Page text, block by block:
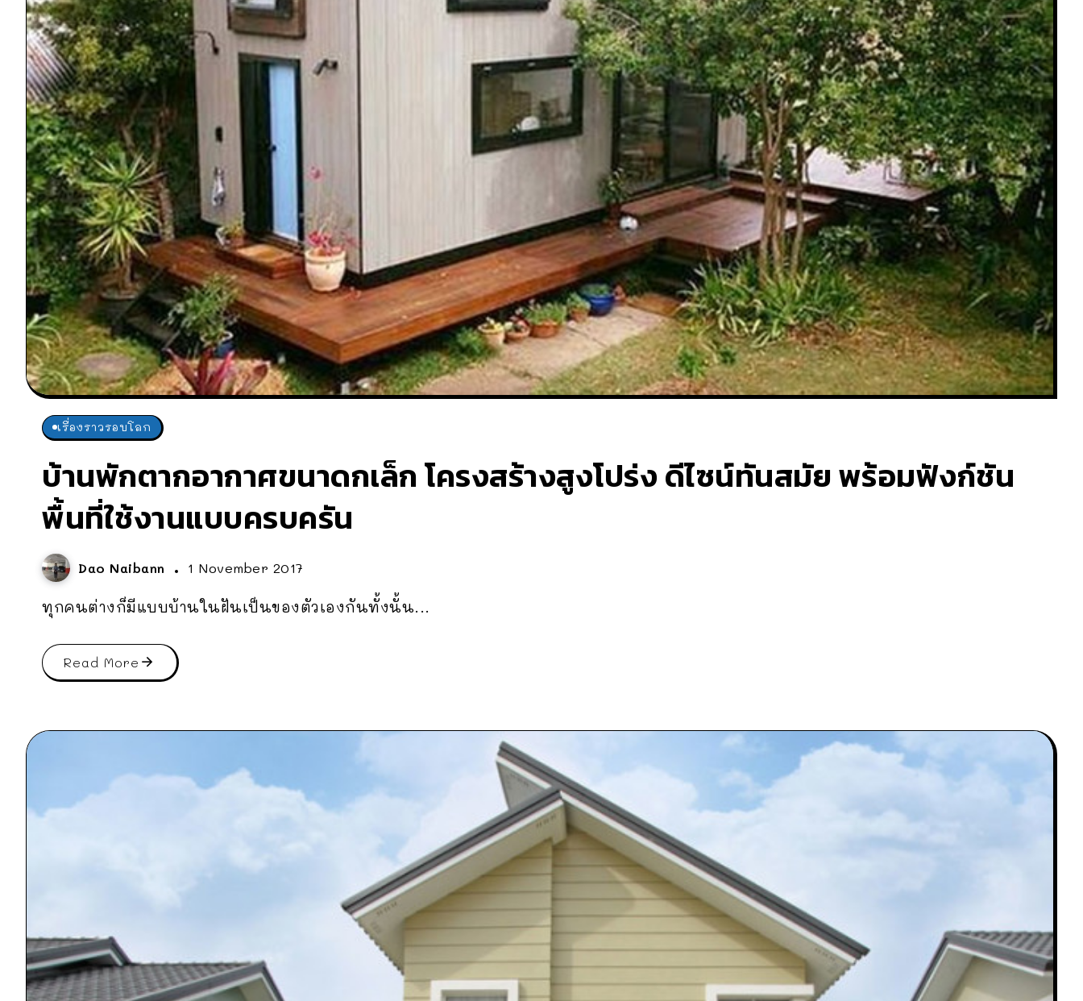
เรื่องราวรอบโลก
บ้านพักตากอากาศขนาดกเล็ก โครงสร้างสูงโปร่ง ดีไซน์ทันสมัย พร้อมฟังก์ชัน
พื้นที่ใช้งานแบบครบครัน
Dao Naibann 1 November 2017
ทุกคนต่างก็มีแบบบ้านในฝันเป็นของตัวเองกันทั้งนั้น...
Read More